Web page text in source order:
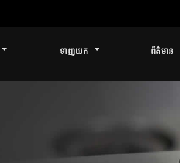
ទាញយក ព័ត៌មាន